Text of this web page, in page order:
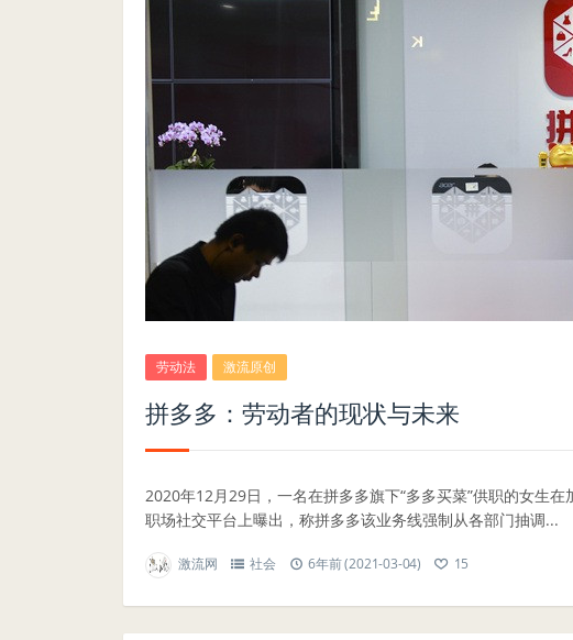
劳动法 激流原创
拼多多：劳动者的现状与未来
2020年12月29日，一名在拼多多旗下“多多买菜”供职的女生
职场社交平台上曝出，称拼多多该业务线强制从各部门抽调...
激流网 社会 6年前 (2021-03-04) 15